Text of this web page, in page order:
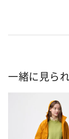
一緒に見ら